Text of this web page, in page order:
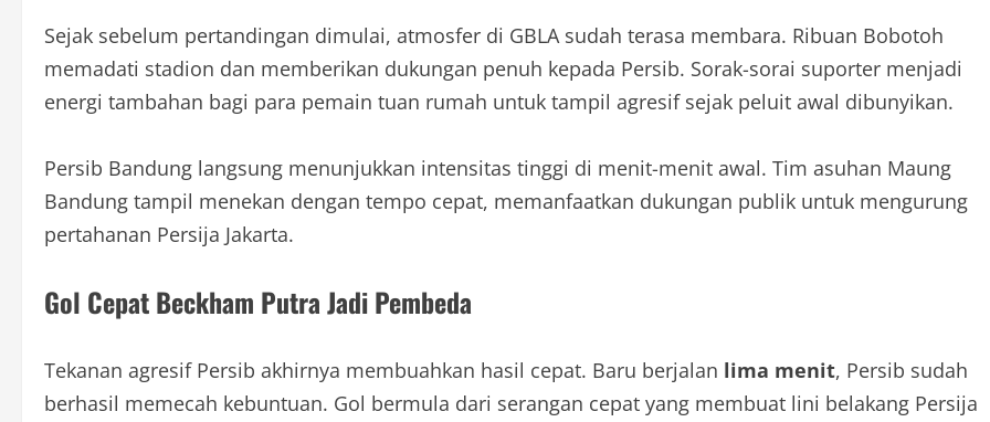
Sejak sebelum pertandingan dimulai, atmosfer di GBLA sudah terasa membara. Ribuan Bobotoh
memadati stadion dan memberikan dukungan penuh kepada Persib. Sorak-sorai suporter menjadi
energi tambahan bagi para pemain tuan rumah untuk tampil agresif sejak peluit awal dibunyikan.
Persib Bandung langsung menunjukkan intensitas tinggi di menit-menit awal. Tim asuhan Maung
Bandung tampil menekan dengan tempo cepat, memanfaatkan dukungan publik untuk mengurung
pertahanan Persija Jakarta.
Gol Cepat Beckham Putra Jadi Pembeda
Tekanan agresif Persib akhirnya membuahkan hasil cepat. Baru berjalan lima menit, Persib sudah
berhasil memecah kebuntuan. Gol bermula dari serangan cepat yang membuat lini belakang Persija